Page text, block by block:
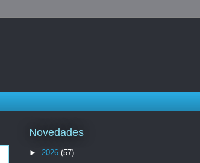
Novedades
► 2026 (57)